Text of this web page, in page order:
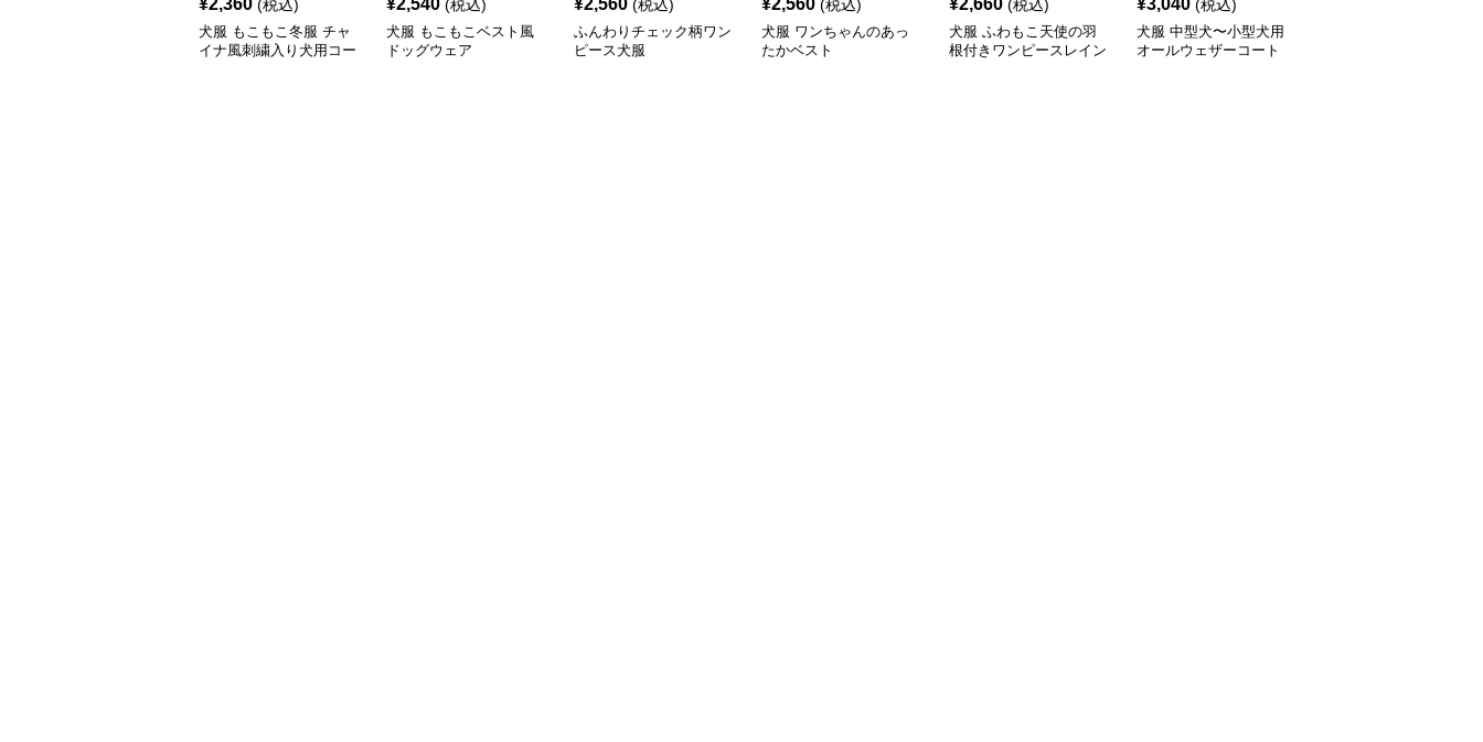
¥2,360 (税込)
犬服 もこもこ冬服 チャ
イナ風刺繍入り犬用コー
¥2,540 (税込)
犬服 もこもこベスト風
ドッグウェア
¥2,560 (税込)
ふんわりチェック柄ワン
ピース犬服
¥2,560 (税込)
犬服 ワンちゃんのあっ
たかベスト
¥2,660 (税込)
犬服 ふわもこ天使の羽
根付きワンピースレイン
¥3,040 (税込)
犬服 中型犬〜小型犬用
オールウェザーコート